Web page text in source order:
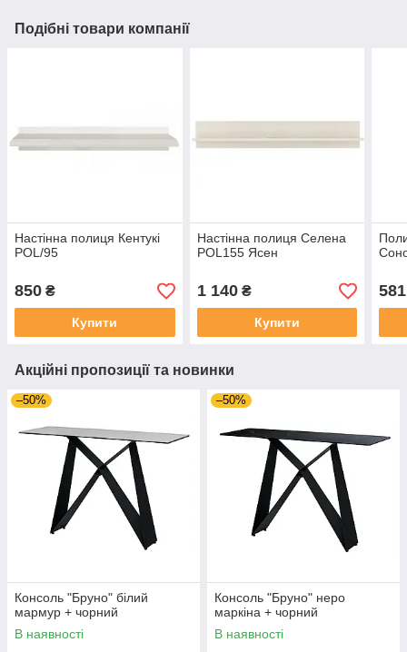
Подібні товари компанії
Настінна полиця Кентукі
POL/95
850 ₴
Купити
Настінна полиця Селена
POL155 Ясен
1 140₴
Купити
581
Акційні пропозиції та новинки
–50%
Консоль "Бруно" білий
мармур + чорний
В наявності
–50%
Консоль "Бруно" неро
маркіна + чорний
В наявності